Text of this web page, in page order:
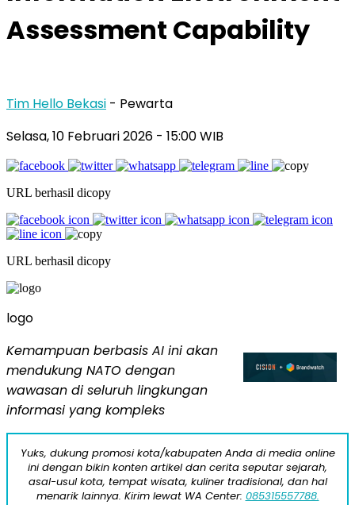
Assessment Capability
Tim Hello Bekasi - Pewarta
Selasa, 10 Februari 2026 - 15:00 WIB
URL berhasil dicopy
URL berhasil dicopy
logo
Kemampuan berbasis AI ini akan
mendukung NATO dengan
wawasan di seluruh lingkungan
informasi yang kompleks
Yuks, dukung promosi kota/kabupaten Anda di media online
ini dengan bikin konten artikel dan cerita seputar sejarah,
asal-usul kota, tempat wisata, kuliner tradisional, dan hal
menarik lainnya. Kirim lewat WA Center: 085315557788.